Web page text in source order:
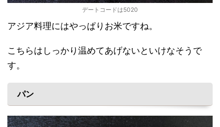
デートコードは5020
アジア料理にはやっぱりお米ですね。
こちらはしっかり温めてあげないといけなそうで
す。
パン